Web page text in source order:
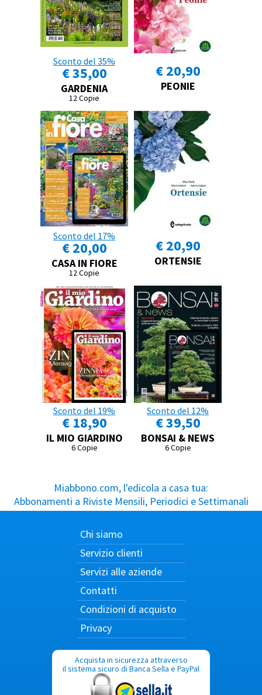
Sconto del 35%
€ 35,00
GARDENIA
12 Copie
€ 20,90
PEONIE
Sconto del 17%
€ 20,00
CASA IN FIORE
12 Copie
€ 20,90
ORTENSIE
Sconto del 19%
€ 18,90
IL MIO GIARDINO
6 Copie
Sconto del 12%
€ 39,50
BONSAI & NEWS
6 Copie
Miabbono.com, l'edicola a casa tua:
Abbonamenti a Riviste Mensili, Periodici e Settimanali
Chi siamo
Servizio clienti
Servizi alle aziende
Contatti
Condizioni di acquisto
Privacy
Acquista in sicurezza attraverso
il sistema sicuro di Banca Sella e PayPal